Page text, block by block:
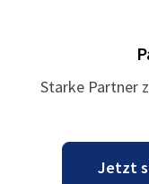
Starke Partner